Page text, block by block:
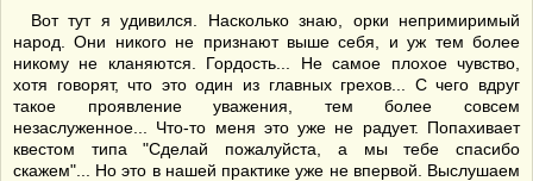
Вот тут я удивился. Насколько знаю, орки непримиримый
народ. Они никого не признают выше себя, и уж тем более
никому не кланяются. Гордость... Не самое плохое чувство,
хотя говорят, что это один из главных грехов... С чего вдруг
такое проявление уважения, тем более совсем
незаслуженное... Что-то меня это уже не радует. Попахивает
квестом типа "Сделай пожалуйста, а мы тебе спасибо
скажем"... Но это в нашей практике уже не впервой. Выслушаем